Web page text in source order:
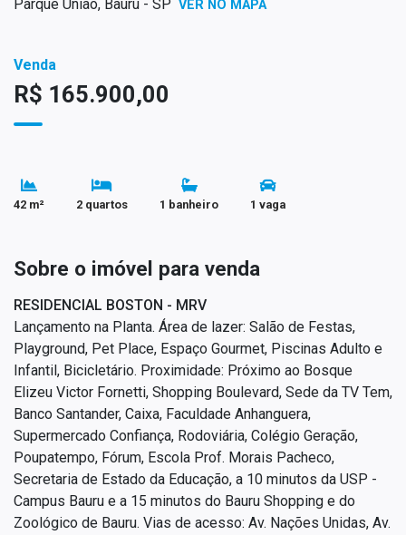
Parque União, Bauru - SP VER NO MAPA
Venda
R$ 165.900,00
42 m² 2 quartos 1 banheiro 1 vaga
Sobre o imóvel para venda
RESIDENCIAL BOSTON - MRV
Lançamento na Planta. Área de lazer: Salão de Festas,
Playground, Pet Place, Espaço Gourmet, Piscinas Adulto e
Infantil, Bicicletário. Proximidade: Próximo ao Bosque
Elizeu Victor Fornetti, Shopping Boulevard, Sede da TV Tem,
Banco Santander, Caixa, Faculdade Anhanguera,
Supermercado Confiança, Rodoviária, Colégio Geração,
Poupatempo, Fórum, Escola Prof. Morais Pacheco,
Secretaria de Estado da Educação, a 10 minutos da USP -
Campus Bauru e a 15 minutos do Bauru Shopping e do
Zoológico de Bauru. Vias de acesso: Av. Nações Unidas, Av.